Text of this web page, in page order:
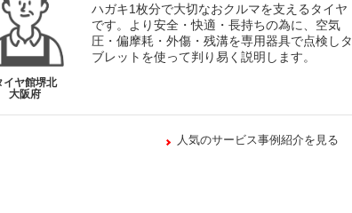
イヤ館堺北
大阪府
ハガキ1枚分で大切なおクルマを支えるタイヤ
です。より安全・快適・長持ちの為に、空気
圧・偏摩耗・外傷・残溝を専用器具で点検しタ
ブレットを使って判り易く説明します。
人気のサービス事例紹介を見る